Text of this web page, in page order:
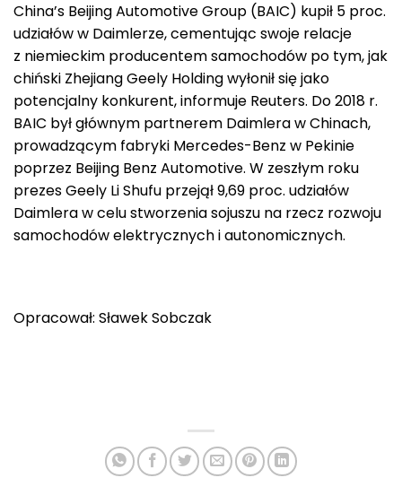
China’s Beijing Automotive Group (BAIC) kupił 5 proc.
udziałów w Daimlerze, cementując swoje relacje
z niemieckim producentem samochodów po tym, jak
chiński Zhejiang Geely Holding wyłonił się jako
potencjalny konkurent, informuje Reuters. Do 2018 r.
BAIC był głównym partnerem Daimlera w Chinach,
prowadzącym fabryki Mercedes-Benz w Pekinie
poprzez Beijing Benz Automotive. W zeszłym roku
prezes Geely Li Shufu przejął 9,69 proc. udziałów
Daimlera w celu stworzenia sojuszu na rzecz rozwoju
samochodów elektrycznych i autonomicznych.
Opracował: Sławek Sobczak